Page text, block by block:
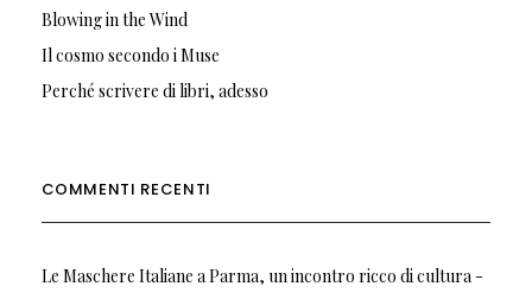
Blowing in the Wind
Il cosmo secondo i Muse
Perché scrivere di libri, adesso
COMMENTI RECENTI
Le Maschere Italiane a Parma, un incontro ricco di cultura -